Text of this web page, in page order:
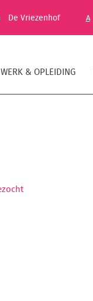
De Vriezenhof A
WERK & OPLEIDING